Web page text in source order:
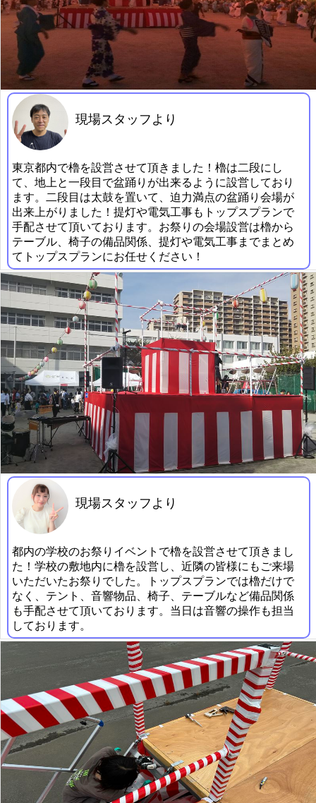
現場スタッフより
東京都内で櫓を設営させて頂きました！櫓は二段にし
て、地上と一段目で盆踊りが出来るように設営しており
ます。二段目は太鼓を置いて、迫力満点の盆踊り会場が
出来上がりました！提灯や電気工事もトップスプランで
手配させて頂いております。お祭りの会場設営は櫓から
テーブル、椅子の備品関係、提灯や電気工事までまとめ
てトップスプランにお任せください！
現場スタッフより
都内の学校のお祭りイベントで櫓を設営させて頂きまし
た！学校の敷地内に櫓を設営し、近隣の皆様にもご来場
いただいたお祭りでした。トップスプランでは櫓だけで
なく、テント、音響物品、椅子、テーブルなど備品関係
も手配させて頂いております。当日は音響の操作も担当
しております。